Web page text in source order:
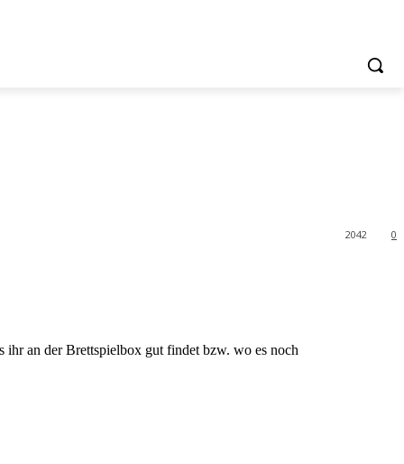
0
2042
ihr an der Brettspielbox gut findet bzw. wo es noch